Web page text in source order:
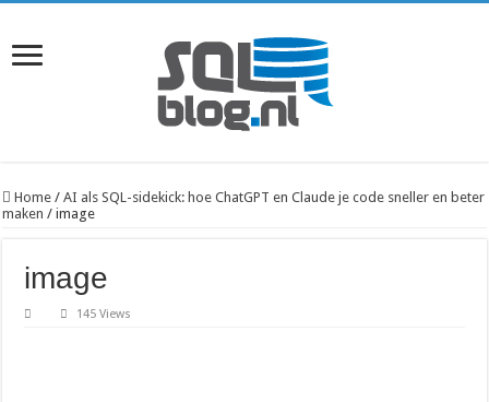
Home / AI als SQL-sidekick: hoe ChatGPT en Claude je code sneller en beter
maken / image
image
145 Views